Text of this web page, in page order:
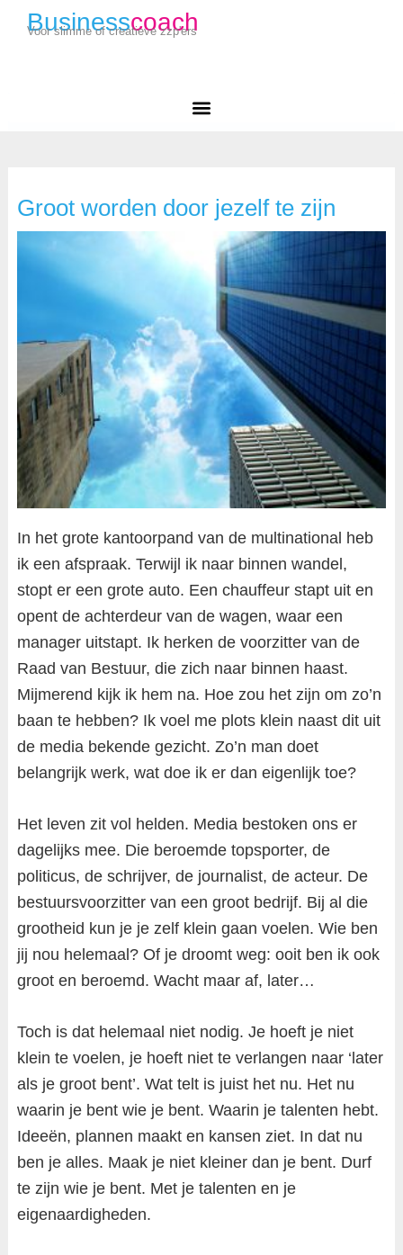
Businesscoach
Voor slimme of creatieve zzp'ers
Groot worden door jezelf te zijn
In het grote kantoorpand van de multinational heb
ik een afspraak. Terwijl ik naar binnen wandel,
stopt er een grote auto. Een chauffeur stapt uit en
opent de achterdeur van de wagen, waar een
manager uitstapt. Ik herken de voorzitter van de
Raad van Bestuur, die zich naar binnen haast.
Mijmerend kijk ik hem na. Hoe zou het zijn om zo’n
baan te hebben? Ik voel me plots klein naast dit uit
de media bekende gezicht. Zo’n man doet
belangrijk werk, wat doe ik er dan eigenlijk toe?
Het leven zit vol helden. Media bestoken ons er
dagelijks mee. Die beroemde topsporter, de
politicus, de schrijver, de journalist, de acteur. De
bestuursvoorzitter van een groot bedrijf. Bij al die
grootheid kun je je zelf klein gaan voelen. Wie ben
jij nou helemaal? Of je droomt weg: ooit ben ik ook
groot en beroemd. Wacht maar af, later…
Toch is dat helemaal niet nodig. Je hoeft je niet
klein te voelen, je hoeft niet te verlangen naar ‘later
als je groot bent’. Wat telt is juist het nu. Het nu
waarin je bent wie je bent. Waarin je talenten hebt.
Ideeën, plannen maakt en kansen ziet. In dat nu
ben je alles. Maak je niet kleiner dan je bent. Durf
te zijn wie je bent. Met je talenten en je
eigenaardigheden.